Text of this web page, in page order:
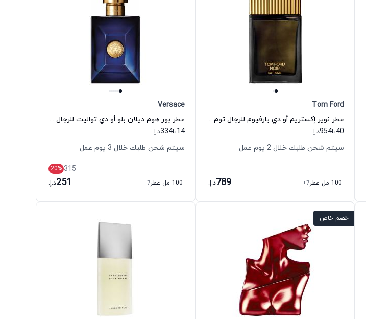
Tom Ford
عطر نوير إكستريم أو دي بارفيوم للرجال توم فورد
40تا954د.إ.
سيتم شحن طلبك خلال 2 يوم عمل
100 مل عطر +7
789د.إ.
Versace
عطر بور هوم ديلان بلو أو دي تواليت للرجال فيرزاتشي
14تا334د.إ.
سيتم شحن طلبك خلال 3 يوم عمل
315
20%
100 مل عطر
+7
251د.إ.
خصم خاص